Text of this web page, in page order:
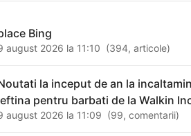
Bing
august 2026 la 11:10 (394,articole)
la inceput de an la
pentru barbati de la Walkin
august 2026 la 11:09 (99,comentarii)